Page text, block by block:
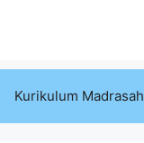
Kurikulum Madrasah